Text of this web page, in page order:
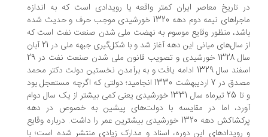
تاریخ معاصر ایران کمتر واقعه یا رویدادی است که به اندازه
ماجراهای نیمه دوم دهه 1320 خورشیدی موجب حرف و حدیث شده
منظور وقایع موسوم به نهضت ملی شدن صنعت نفت است که
از سال‌های میانی این دهه آغاز شد و با شکل‌گیری جبهه ملی در 21 آبان
سال 1328 خورشیدی و تصویب قانون ملی شدن صنعت نفت در 29
اسفند سال 1329 ادامه یافت و به برآمدن نخستین دولت دکتر محمد
مصدق در 7 اردیبهشت 1330 انجامید؛ دولتی که اگرچه مستعجل بود
و تا 25 تیرماه سال 1331 خورشیدی یعنی کمی بیشتر از یک سال دوام
اما در مقایسه با دولت‌های پیشین به خصوص در دهه
پرکشاکش دهه 1320 خورشیدی بیشترین عمر را داشت. درباره وقایع
این دوره، اسناد و مدارک زیادی منتشر شده است؛ با